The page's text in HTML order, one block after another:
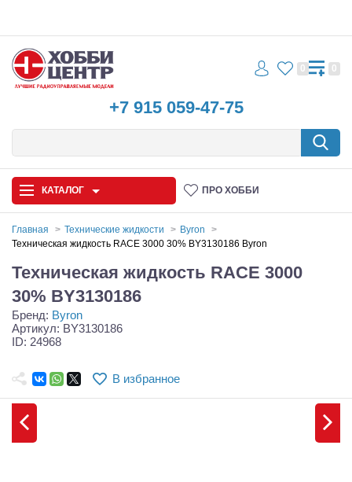
+7 915 059-47-75
0 0
КАТАЛОГ ПРО ХОББИ
Запчасти и аксессуары
Игрушки
Судомодели
Главная Технические жидкости
Byron
Техническая жидкость RACE 3000 30% BY3130186 Byron
Техническая жидкость RACE 3000
30% BY3130186
Бренд: Byron
Артикул: BY3130186
ID: 24968
В избранное